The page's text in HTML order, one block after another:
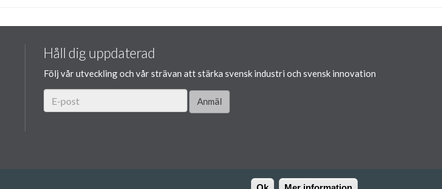
Håll dig uppdaterad
Följ vår utveckling och vår strävan att stärka svensk industri och svensk innovation
Anmäl